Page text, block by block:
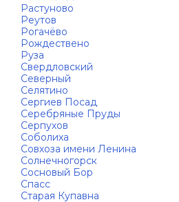
Растуново
Реутов
Рогачёво
Рождествено
Руза
Свердловский
Северный
Селятино
Сергиев Посад
Серебряные Пруды
Серпухов
Соболиха
Совхоза имени Ленина
Солнечногорск
Сосновый Бор
Спасс
Старая Купавна